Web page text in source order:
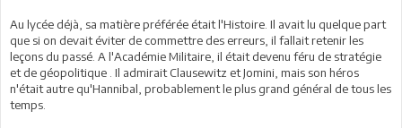
Au lycée déjà, sa matière préférée était l'Histoire. Il avait lu quelque part
que si on devait éviter de commettre des erreurs, il fallait retenir les
leçons du passé. A l'Académie Militaire, il était devenu féru de stratégie
et de géopolitique . Il admirait Clausewitz et Jomini, mais son héros
n'était autre qu'Hannibal, probablement le plus grand général de tous les
temps.